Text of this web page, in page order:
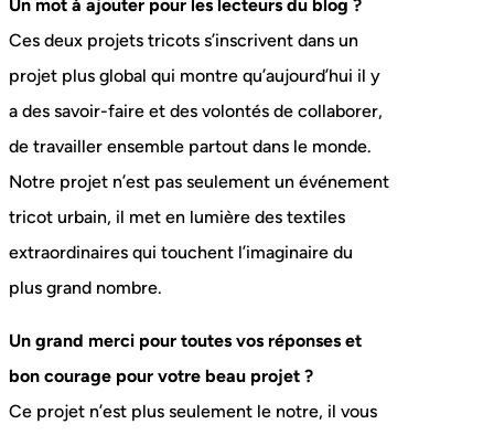
Un mot à ajouter pour les lecteurs du blog ?
Ces deux projets tricots s’inscrivent dans un
projet plus global qui montre qu’aujourd’hui il y
a des savoir-faire et des volontés de collaborer,
de travailler ensemble partout dans le monde.
Notre projet n’est pas seulement un événement
tricot urbain, il met en lumière des textiles
extraordinaires qui touchent l’imaginaire du
plus grand nombre.
Un grand merci pour toutes vos réponses et
bon courage pour votre beau projet ?
Ce projet n’est plus seulement le notre, il vous